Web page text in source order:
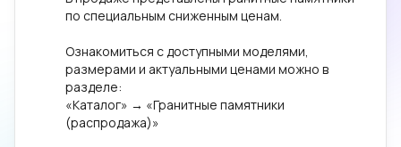
по специальным сниженным ценам.
Ознакомиться с доступными моделями,
размерами и актуальными ценами можно в
разделе:
«Каталог» → «Гранитные памятники
(распродажа)»